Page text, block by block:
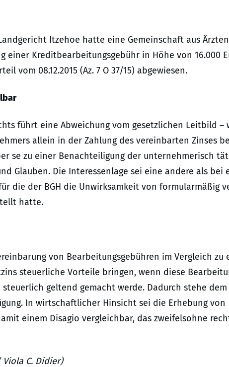
Itzehoe hatte eine Gemeinschaft aus
einer Kreditbearbeitungsgebühr in Höhe von 16.000
vom 08.12.2015 (Az. 7 O 37/15) abgewiesen.
führt eine Abweichung vom gesetzlichen Leitbild –
allein in der Zahlung des vereinbarten Zinses
se zu einer Benachteiligung der unternehmerisch
Glauben. Die Interessenlage sei eine andere als bei
die der BGH die Unwirksamkeit von formularmäßig
hatte.
von Bearbeitungsgebühren im Vergleich zu
steuerliche Vorteile bringen, wenn diese
geltend gemacht werde. Dadurch stehe
In wirtschaftlicher Hinsicht sei die Erhebung von
einem Disagio vergleichbar, das zweifelsohne
C. Didier)